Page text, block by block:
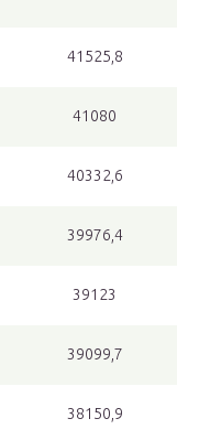
41525,8
41080
40332,6
39976,4
39123
39099,7
38150,9